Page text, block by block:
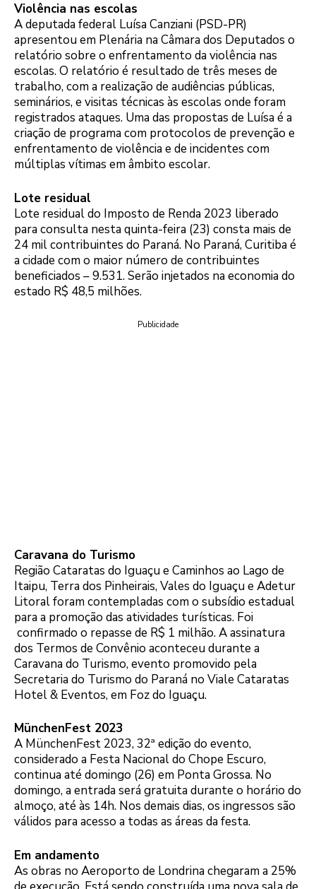
Violência nas escolas
A deputada federal Luísa Canziani (PSD-PR)
apresentou em Plenária na Câmara dos Deputados o
relatório sobre o enfrentamento da violência nas
escolas. O relatório é resultado de três meses de
trabalho, com a realização de audiências públicas,
seminários, e visitas técnicas às escolas onde foram
registrados ataques. Uma das propostas de Luísa é a
criação de programa com protocolos de prevenção e
enfrentamento de violência e de incidentes com
múltiplas vítimas em âmbito escolar.
Lote residual
Lote residual do Imposto de Renda 2023 liberado
para consulta nesta quinta-feira (23) consta mais de
24 mil contribuintes do Paraná. No Paraná, Curitiba é
a cidade com o maior número de contribuintes
beneficiados – 9.531. Serão injetados na economia do
estado R$ 48,5 milhões.
Publicidade
Caravana do Turismo
Região Cataratas do Iguaçu e Caminhos ao Lago de
Itaipu, Terra dos Pinheirais, Vales do Iguaçu e Adetur
Litoral foram contempladas com o subsídio estadual
para a promoção das atividades turísticas. Foi
confirmado o repasse de R$ 1 milhão. A assinatura
dos Termos de Convênio aconteceu durante a
Caravana do Turismo, evento promovido pela
Secretaria do Turismo do Paraná no Viale Cataratas
Hotel & Eventos, em Foz do Iguaçu.
MünchenFest 2023
A MünchenFest 2023, 32ª edição do evento,
considerado a Festa Nacional do Chope Escuro,
continua até domingo (26) em Ponta Grossa. No
domingo, a entrada será gratuita durante o horário do
almoço, até às 14h. Nos demais dias, os ingressos são
válidos para acesso a todas as áreas da festa.
Em andamento
As obras no Aeroporto de Londrina chegaram a 25%